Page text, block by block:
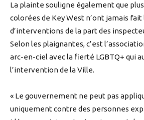
La plainte souligne également que
colorées de Key West n’ont jamais fait
d’interventions de la part des
Selon les plaignantes, c’est
arc-en-ciel avec la fierté LGBTQ+ qui
l’intervention de la Ville.
« Le gouvernement ne peut pas
uniquement contre des personnes